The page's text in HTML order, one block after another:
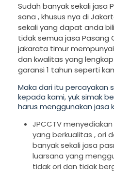
Sudah banyak sekali jasa
sana , khusus nya di
sekali yang dapat anda
tidak semua jasa Pasang
jakarata timur
dan kwalitas yang
garansi 1 tahun seperti
Maka dari itu percayakan
kepada kami, yuk simak
harus menggunakan jasa
JPCCTV
yang berkualitas , ori
banyak sekali jasa
luarsana yang
tidak ori dan tidak